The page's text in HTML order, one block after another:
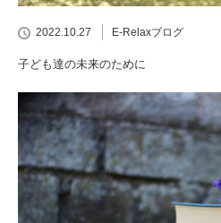
2022.10.27 E-Relaxブログ
子ども達の未来のために